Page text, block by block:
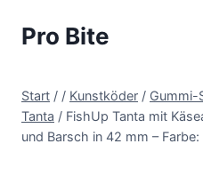
Pro Bite
Start / / Kunstköder / Gummi-
Tanta / FishUp Tanta mit
und Barsch in 42 mm –